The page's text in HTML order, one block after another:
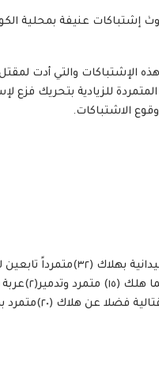
إشتباكات عنيفة بمحلية
للزيادية بتحريك فزع
الاشتباكات.